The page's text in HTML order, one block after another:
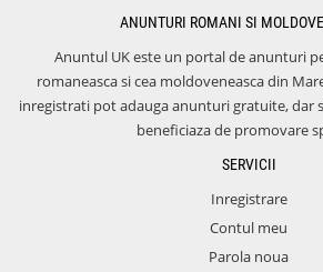
ANUNTURI ROMANI SI
Anuntul UK este un portal de anunturi
romaneasca si cea moldoveneasca din
inregistrati pot adauga anunturi gratuite, dar
beneficiaza de promovare
SERVICII
Inregistrare
Contul meu
Parola noua